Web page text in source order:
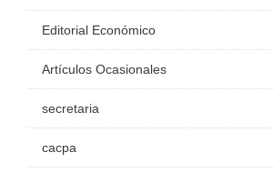
Editorial Económico
Artículos Ocasionales
secretaria
cacpa